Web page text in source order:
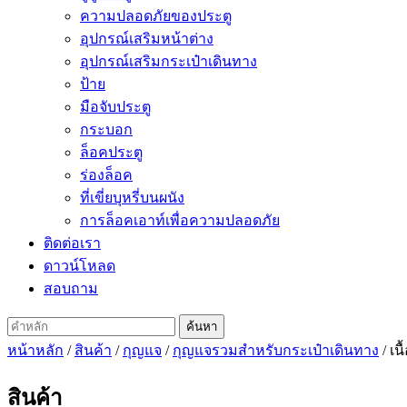
ความปลอดภัยของประตู
อุปกรณ์เสริมหน้าต่าง
อุปกรณ์เสริมกระเป๋าเดินทาง
ป้าย
มือจับประตู
กระบอก
ล็อคประตู
ร่องล็อค
ที่เขี่ยบุหรี่บนผนัง
การล็อคเอาท์เพื่อความปลอดภัย
ติดต่อเรา
ดาวน์โหลด
สอบถาม
หน้าหลัก / สินค้า / กุญแจ / กุญแจรวมสำหรับกระเป๋าเดินทาง / เ
สินค้า